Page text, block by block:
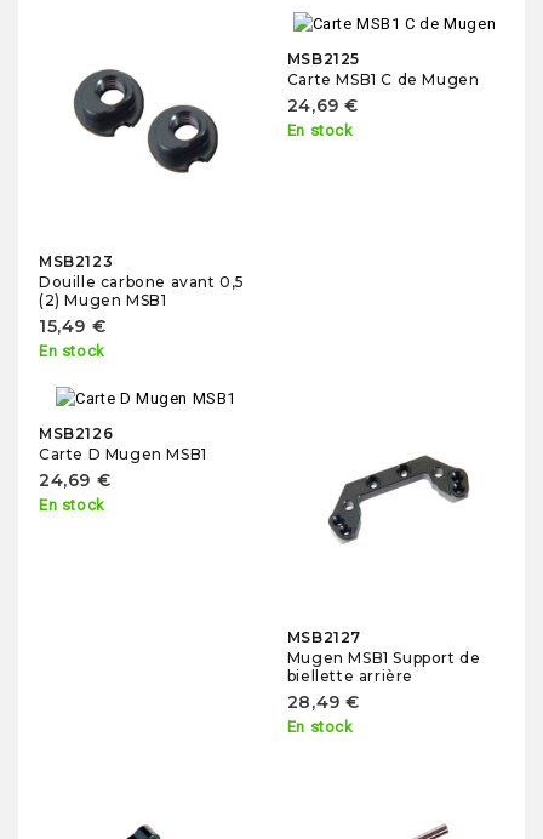
MSB2123
Douille carbone avant 0,5
(2) Mugen MSB1
15,49 €
En stock
MSB2125
Carte MSB1 C de Mugen
24,69 €
En stock
MSB2126
Carte D Mugen MSB1
24,69 €
En stock
MSB2127
Mugen MSB1 Support de
biellette arrière
28,49 €
En stock